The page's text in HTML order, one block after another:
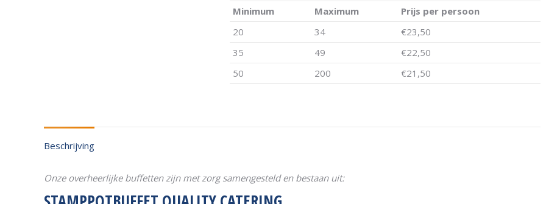
Minimum Maximum
Prijs per persoon
20
34 €23,50
35
49 €22,50
50
200 €21,50
Beschrijving
Onze overheerlijke buffetten zijn met zorg samengesteld en bestaan uit: